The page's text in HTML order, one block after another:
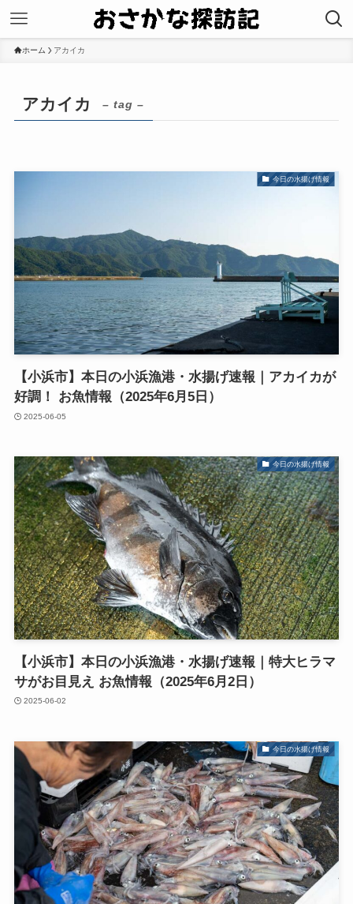
ホーム アカイカ
アカイカ – tag –
今日の水揚げ情報
【小浜市】本日の小浜漁港・水揚げ速報｜アカイカが
好調！ お魚情報（2025年6月5日）
2025-06-05
今日の水揚げ情報
【小浜市】本日の小浜漁港・水揚げ速報｜特大ヒラマ
サがお目見え お魚情報（2025年6月2日）
2025-06-02
今日の水揚げ情報